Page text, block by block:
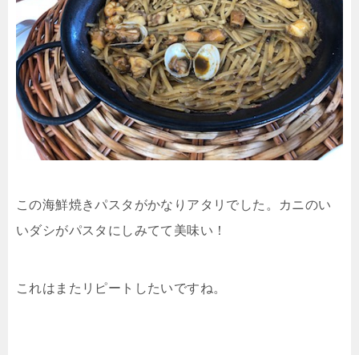
この海鮮焼きパスタがかなりアタリでした。カニのい
いダシがパスタにしみてて美味い！
これはまたリピートしたいですね。